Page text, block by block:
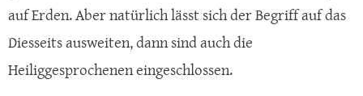
auf Erden. Aber natürlich lässt sich der Begriff auf das
Diesseits ausweiten, dann sind auch die
Heiliggesprochenen eingeschlossen.